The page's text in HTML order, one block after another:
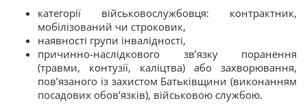
категорії військовослужбовця: контрактник,
мобілізований чи строковик,
наявності групи інвалідності,
причинно-наслідкового зв’язку поранення
(травми, контузії, каліцтва) або захворювання,
пов’язаного із захистом Батьківщини (виконанням
посадових обовʼязків), військовою службою.